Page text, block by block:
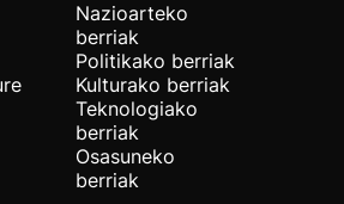
Nazioarteko
berriak
Politikako berriak
Kulturako berriak
Teknologiako
berriak
Osasuneko
berriak